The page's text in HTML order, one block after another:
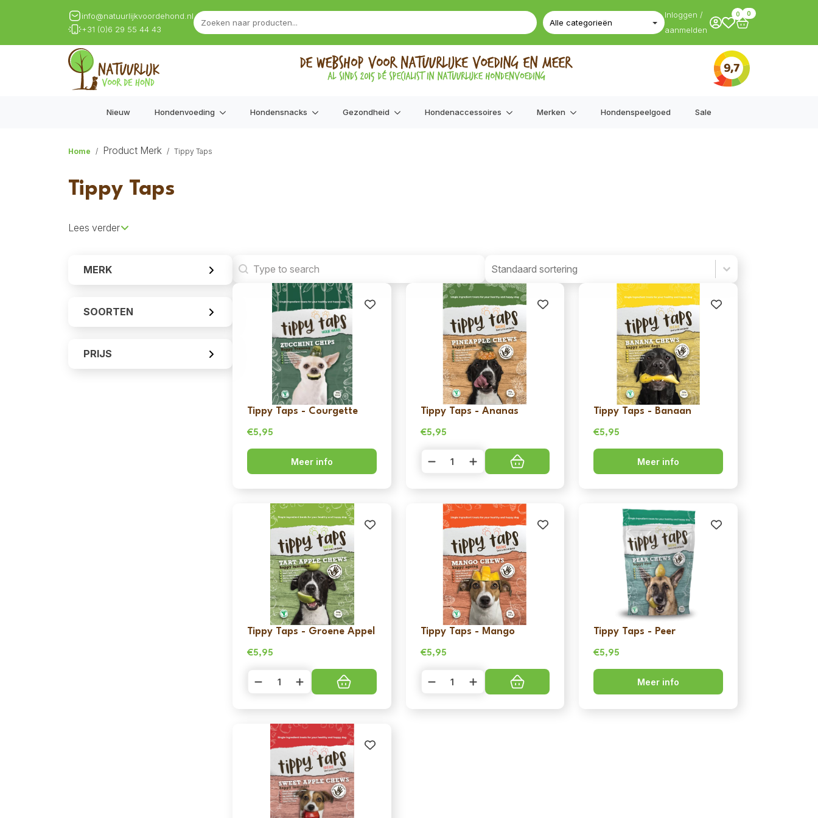
info@natuurlijkvoordehond.nl
+31 (0)6 29 55 44 43
Inloggen /
aanmelden
0 0
Nieuw Hondenvoeding Hondensnacks Gezondheid Hondenaccessoires Merken Hondenspeelgoed Sale
Home Product Merk Tippy Taps
Tippy Taps
Lees verder
MERK
SOORTEN
PRIJS
Search Product Order
Product Order
Tippy Taps - Courgette
€5,95
Meer info
Tippy Taps - Ananas
€5,95
Taps
aantal
Tippy Taps - Banaan
€5,95
Meer info
Tippy Taps - Groene Appel
€5,95
Taps
Appel
aantal
Tippy Taps - Mango
€5,95
Taps
aantal
Tippy Taps - Peer
€5,95
Meer info